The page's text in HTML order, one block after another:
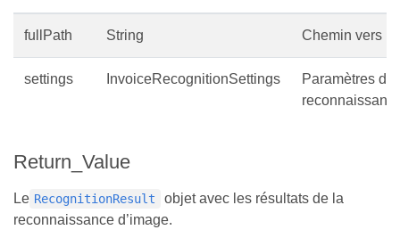
fullPath String Chemin vers
settings InvoiceRecognitionSettings
Paramètres de
Return_Value
Le RecognitionResult
objet avec les résultats de la
reconnaissance d’image.